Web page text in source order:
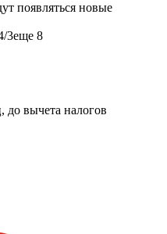
появляться новые
3еще 8
до вычета налогов